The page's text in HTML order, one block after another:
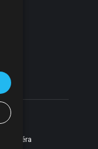
Kariéra